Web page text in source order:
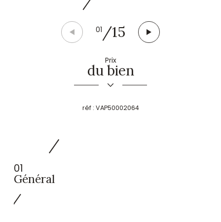
01 /15
Prix
du bien
réf : VAP50002064
01
Général